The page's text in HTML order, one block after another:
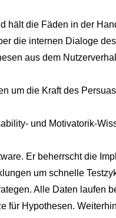
hält die Fäden in der
die internen Dialoge
aus dem
um die Kraft des
und Motivatorik-
Er beherrscht die
um schnelle
Alle Daten laufen
für Hypothesen.